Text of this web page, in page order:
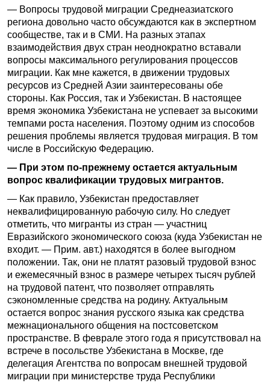
— Вопросы трудовой миграции Среднеазиатского
региона довольно часто обсуждаются как в экспертном
сообществе, так и в СМИ. На разных этапах
взаимодействия двух стран неоднократно вставали
вопросы максимального регулирования процессов
миграции. Как мне кажется, в движении трудовых
ресурсов из Средней Азии заинтересованы обе
стороны. Как Россия, так и Узбекистан. В настоящее
время экономика Узбекистана не успевает за высокими
темпами роста населения. Поэтому одним из способов
решения проблемы является трудовая миграция. В том
числе в Российскую Федерацию.
— При этом по-прежнему остается актуальным
вопрос квалификации трудовых мигрантов.
— Как правило, Узбекистан предоставляет
неквалифицированную рабочую силу. Но следует
отметить, что мигранты из стран — участниц
Евразийского экономического союза (куда Узбекистан не
входит. — Прим. авт.) находятся в более выгодном
положении. Так, они не платят разовый трудовой взнос
и ежемесячный взнос в размере четырех тысяч рублей
на трудовой патент, что позволяет отправлять
сэкономленные средства на родину. Актуальным
остается вопрос знания русского языка как средства
межнационального общения на постсоветском
пространстве. В феврале этого года я присутствовал на
встрече в посольстве Узбекистана в Москве, где
делегация Агентства по вопросам внешней трудовой
миграции при министерстве труда Республики